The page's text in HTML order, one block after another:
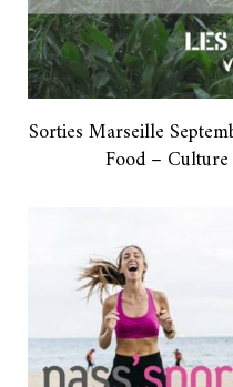
Sorties Marseille
Food –